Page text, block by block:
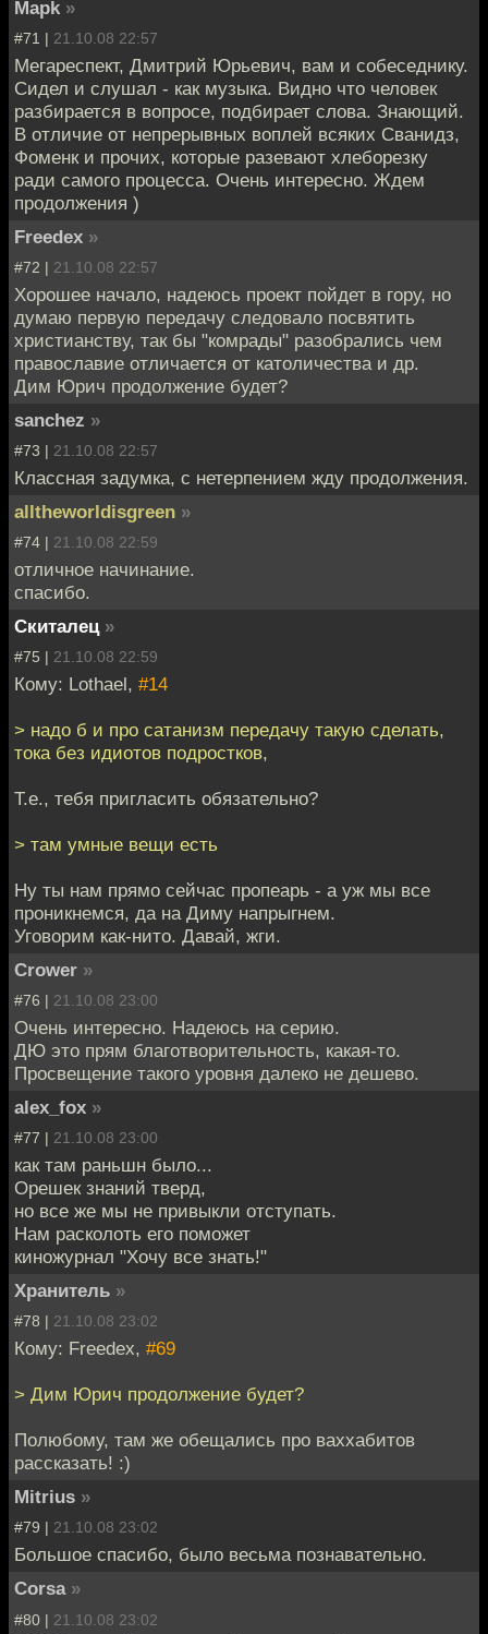
Mapk »
#71 | 21.10.08 22:57
Мегареспект, Дмитрий Юрьевич, вам и собеседнику.
Сидел и слушал - как музыка. Видно что человек
разбирается в вопросе, подбирает слова. Знающий.
В отличие от непрерывных воплей всяких Сванидз,
Фоменк и прочих, которые разевают хлеборезку
ради самого процесса. Очень интересно. Ждем
продолжения )
Freedex »
#72 | 21.10.08 22:57
Хорошее начало, надеюсь проект пойдет в гору, но
думаю первую передачу следовало посвятить
христианству, так бы "комрады" разобрались чем
православие отличается от католичества и др.
Дим Юрич продолжение будет?
sanchez »
#73 | 21.10.08 22:57
Классная задумка, с нетерпением жду продолжения.
alltheworldisgreen »
#74 | 21.10.08 22:59
отличное начинание.
спасибо.
Скиталец »
#75 | 21.10.08 22:59
Кому: Lothael, #14
> надо б и про сатанизм передачу такую сделать,
тока без идиотов подростков,
Т.е., тебя пригласить обязательно?
> там умные вещи есть
Ну ты нам прямо сейчас пропеарь - а уж мы все
проникнемся, да на Диму напрыгнем.
Уговорим как-нито. Давай, жги.
Crower »
#76 | 21.10.08 23:00
Очень интересно. Надеюсь на серию.
ДЮ это прям благотворительность, какая-то.
Просвещение такого уровня далеко не дешево.
alex_fox »
#77 | 21.10.08 23:00
как там раньшн было...
Орешек знаний тверд,
но все же мы не привыкли отступать.
Нам расколоть его поможет
киножурнал "Хочу все знать!"
Хранитель »
#78 | 21.10.08 23:02
Кому: Freedex, #69
> Дим Юрич продолжение будет?
Полюбому, там же обещались про ваххабитов
рассказать! :)
Mitrius »
#79 | 21.10.08 23:02
Большое спасибо, было весьма познавательно.
Corsa »
#80 | 21.10.08 23:02